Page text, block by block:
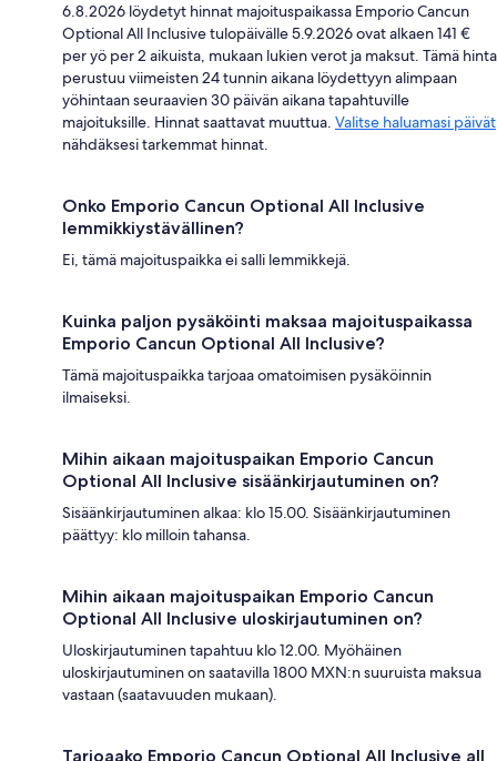
6.8.2026 löydetyt hinnat majoituspaikassa Emporio Cancun
Optional All Inclusive tulopäivälle 5.9.2026 ovat alkaen 141 €
per yö per 2 aikuista, mukaan lukien verot ja maksut. Tämä hinta
perustuu viimeisten 24 tunnin aikana löydettyyn alimpaan
yöhintaan seuraavien 30 päivän aikana tapahtuville
majoituksille. Hinnat saattavat muuttua. Valitse haluamasi päivät
nähdäksesi tarkemmat hinnat.
Onko Emporio Cancun Optional All Inclusive
lemmikkiystävällinen?
Ei, tämä majoituspaikka ei salli lemmikkejä.
Kuinka paljon pysäköinti maksaa majoituspaikassa
Emporio Cancun Optional All Inclusive?
Tämä majoituspaikka tarjoaa omatoimisen pysäköinnin
ilmaiseksi.
Mihin aikaan majoituspaikan Emporio Cancun
Optional All Inclusive sisäänkirjautuminen on?
Sisäänkirjautuminen alkaa: klo 15.00. Sisäänkirjautuminen
päättyy: klo milloin tahansa.
Mihin aikaan majoituspaikan Emporio Cancun
Optional All Inclusive uloskirjautuminen on?
Uloskirjautuminen tapahtuu klo 12.00. Myöhäinen
uloskirjautuminen on saatavilla 1800 MXN:n suuruista maksua
vastaan (saatavuuden mukaan).
Tarjoaako Emporio Cancun Optional All Inclusive all